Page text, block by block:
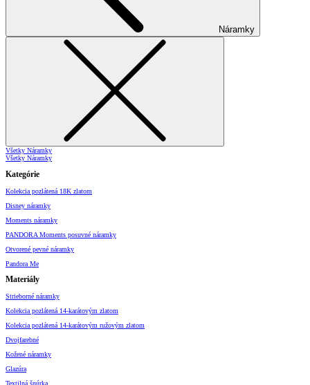
Náramky
Všetky Náramky
Všetky Náramky
Kategórie
Kolekcia pozlátená 18K zlatom
Disney náramky
Moments náramky
PANDORA Moments posuvné náramky
Otvorené pevné náramky
Pandora Me
Materiály
Strieborné náramky
Kolekcia pozlátená 14-karátovým zlatom
Kolekcia pozlátená 14-karátovým ružovým zlatom
Dvojfarebné
Kožené náramky
Glazúra
Textilná šnúrka